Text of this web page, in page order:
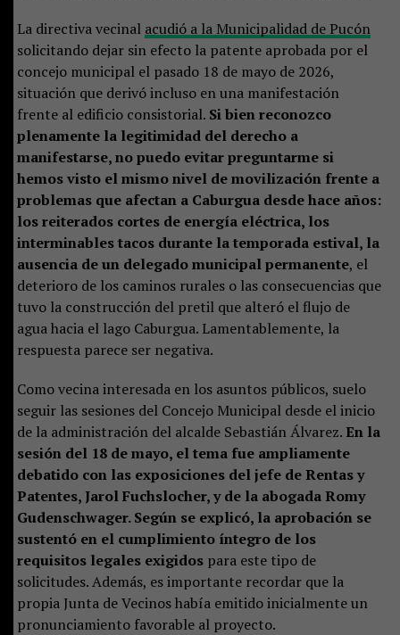
La directiva vecinal acudió a la Municipalidad de Pucón
solicitando dejar sin efecto la patente aprobada por el
concejo municipal el pasado 18 de mayo de 2026,
situación que derivó incluso en una manifestación
frente al edificio consistorial. Si bien reconozco
plenamente la legitimidad del derecho a
manifestarse, no puedo evitar preguntarme si
hemos visto el mismo nivel de movilización frente a
problemas que afectan a Caburgua desde hace años:
los reiterados cortes de energía eléctrica, los
interminables tacos durante la temporada estival, la
ausencia de un delegado municipal permanente, el
deterioro de los caminos rurales o las consecuencias que
tuvo la construcción del pretil que alteró el flujo de
agua hacia el lago Caburgua. Lamentablemente, la
respuesta parece ser negativa.
Como vecina interesada en los asuntos públicos, suelo
seguir las sesiones del Concejo Municipal desde el inicio
de la administración del alcalde Sebastián Álvarez. En la
sesión del 18 de mayo, el tema fue ampliamente
debatido con las exposiciones del jefe de Rentas y
Patentes, Jarol Fuchslocher, y de la abogada Romy
Gudenschwager. Según se explicó, la aprobación se
sustentó en el cumplimiento íntegro de los
requisitos legales exigidospara este tipo de
solicitudes. Además, es importante recordar que la
propia Junta de Vecinos había emitido inicialmente un
pronunciamiento favorable al proyecto.